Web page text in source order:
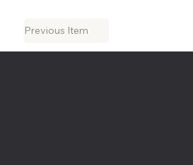
Previous Item